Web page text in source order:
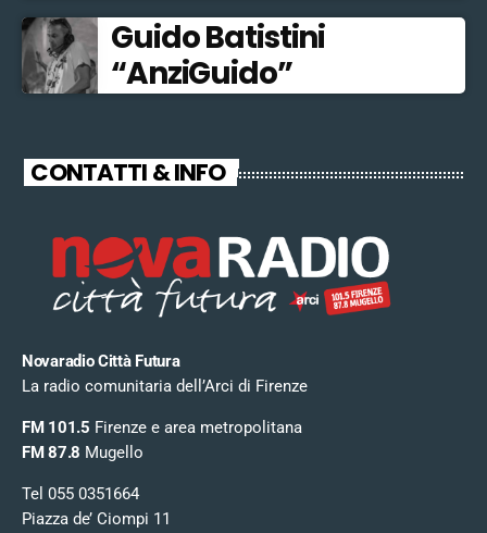
Guido Batistini
“AnziGuido”
CONTATTI & INFO
Novaradio Città Futura
La radio comunitaria dell’Arci di Firenze
FM 101.5 Firenze e area metropolitana
FM 87.8 Mugello
Tel 055 0351664
Piazza de’ Ciompi 11